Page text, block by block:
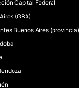
Capital Federal
(GBA)
Buenos Aires (provincia)